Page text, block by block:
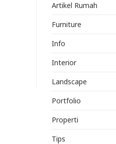
Artikel Rumah
Furniture
Info
Interior
Landscape
Portfolio
Properti
Tips